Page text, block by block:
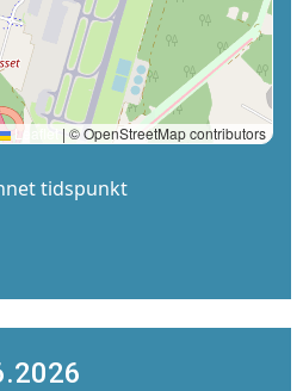
Leaflet | © OpenStreetMap contributors
tidspunkt